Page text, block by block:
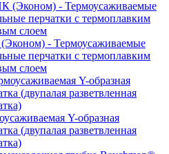
- Термоусаживаемые
перчатки с термоплавким
слоем
Y-образная
(двупалая разветвленная